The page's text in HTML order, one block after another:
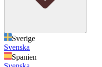
Sverige
Svenska
Spanien